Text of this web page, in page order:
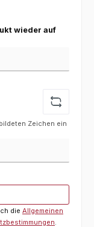
wieder auf
Zeichen ein
die Allgemeinen